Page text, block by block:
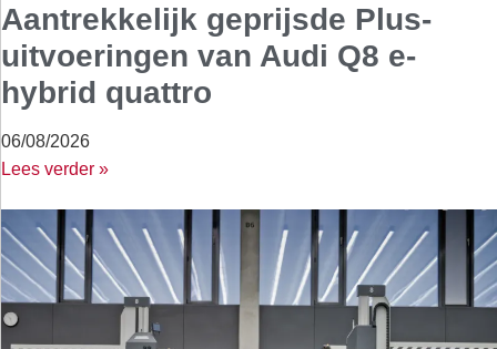
Aantrekkelijk geprijsde Plus-
uitvoeringen van Audi Q8 e-
hybrid quattro
06/08/2026
Lees verder »